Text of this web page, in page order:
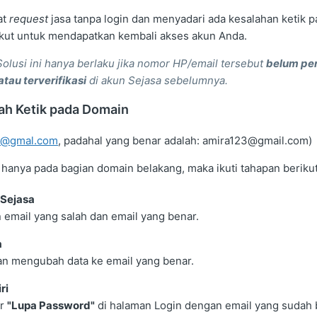
requestjasa tanpa login dan menyadari ada kesalahan ketik
untuk mendapatkan kembali akses akun Anda.
ini hanya berlaku jika nomor HP/email tersebutbelum
terverifikasidi akun Sejasa sebelumnya.
Ketik pada Domain
, padahal yang benar adalah: amira123@gmail.com)
pada bagian domain belakang, maka ikuti tahapan
yang salah dan email yang benar.
mengubah data ke email yang benar.
"Lupa Password" di halaman Login dengan email yang sudah